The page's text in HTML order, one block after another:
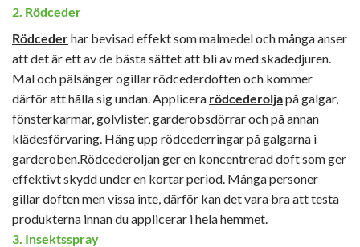
2. Rödceder
Rödcederhar bevisad effekt som malmedel och många anser
att det är ett av de bästa sättet att bli av med skadedjuren.
Mal och pälsänger ogillar rödcederdoften och kommer
därför att hålla sig undan. Applicera rödcederoljapå galgar,
fönsterkarmar, golvlister, garderobsdörrar och på annan
klädesförvaring. Häng upp rödcederringar på galgarna i
garderoben.Rödcederoljan ger en koncentrerad doft som ger
effektivt skydd under en kortar period. Många personer
gillar doften men vissa inte, därför kan det vara bra att testa
produkterna innan du applicerar i hela hemmet.
3. Insektsspray